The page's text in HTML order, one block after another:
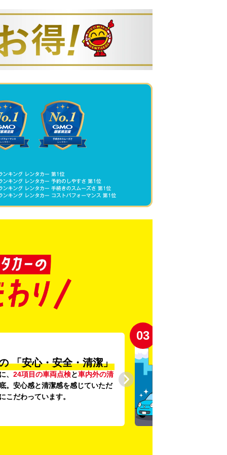
「安心・安全・清潔」
、 24項目の車両点検と車内外の清
。安心感と清潔感を感じていただ
こだわっています。
03